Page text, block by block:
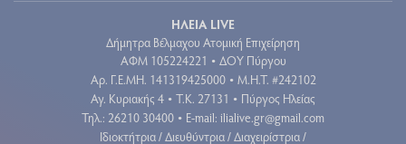
ΗΛΕΙΑ LIVE
Δήμητρα Βέλμαχου Ατομική Επιχείρηση
ΑΦΜ 105224221 • ΔΟΥ Πύργου
Aρ. Γ.Ε.ΜΗ. 141319425000 • Μ.Η.Τ. #242102
Αγ. Κυριακής 4 • Τ.Κ. 27131 • Πύργος Ηλείας
Τηλ.: 26210 30400 • E-mail: ilialive.gr@gmail.com
Ιδιοκτήτρια / Διευθύντρια / Διαχειρίστρια /